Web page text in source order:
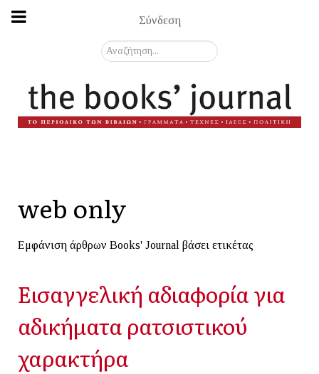
Σύνδεση
Αναζήτηση...
web only
Εμφάνιση άρθρων Books' Journal βάσει ετικέτας
Εισαγγελική αδιαφορία για
αδικήματα ρατσιστικού
χαρακτήρα